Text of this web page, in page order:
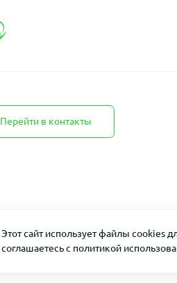
Перейти в контакты
Этот сайт использует файлы cookies
соглашаетесь с политикой